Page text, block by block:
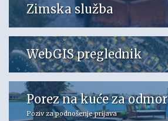
Zimska služba
WebGIS preglednik
Porez na kuće za odmor
Poziv za podnošenje prijava